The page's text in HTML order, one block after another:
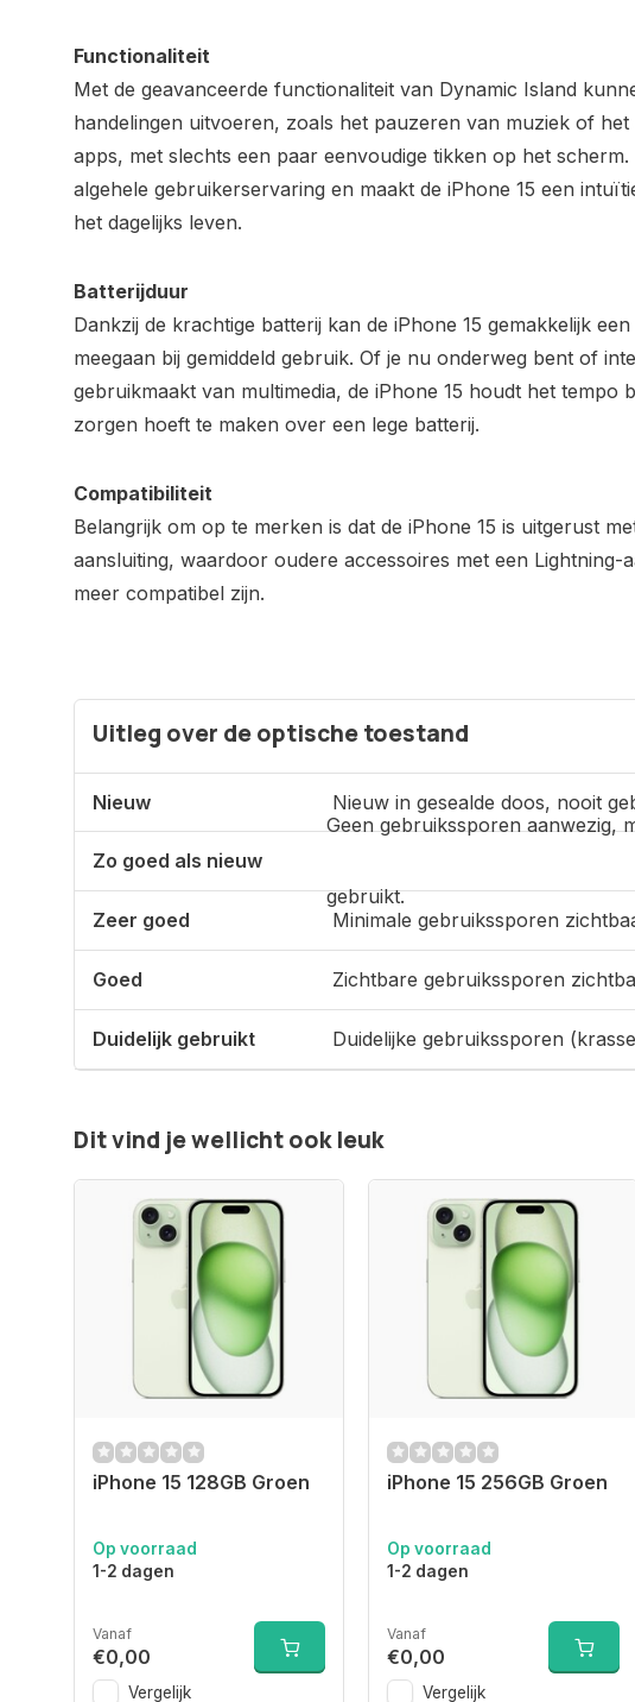
Functionaliteit
Met de geavanceerde functionaliteit van Dynamic Island
handelingen uitvoeren, zoals het pauzeren van muziek of
apps, met slechts een paar eenvoudige tikken op het
algehele gebruikerservaring en maakt de iPhone 15 een
het dagelijks leven.
Batterijduur
Dankzij de krachtige batterij kan de iPhone 15 gemakkelijk
meegaan bij gemiddeld gebruik. Of je nu onderweg bent of
gebruikmaakt van multimedia, de iPhone 15 houdt het tempo
zorgen hoeft te maken over een lege batterij.
Compatibiliteit
Belangrijk om op te merken is dat de iPhone 15 is uitgerust
aansluiting, waardoor oudere accessoires met een Lightning-
meer compatibel zijn.
Uitleg over de optische toestand
Nieuw Nieuw in gesealde doos, nooit
Zo goed als nieuw
Geen gebruikssporen aanwezig,
gebruikt.
Zeer goed
Minimale gebruikssporen
Goed Zichtbare gebruikssporen
Duidelijk gebruikt Duidelijke gebruikssporen
Dit vind je wellicht ook leuk
iPhone 15 128GB Groen
Op voorraad
1-2 dagen
Vanaf
€0,00
Vergelijk
iPhone 15 256GB Groen
Op voorraad
1-2 dagen
Vanaf
€0,00
Vergelijk